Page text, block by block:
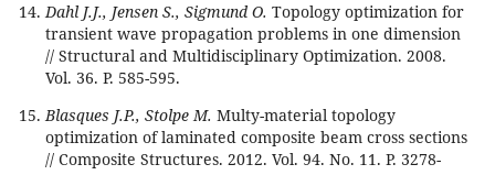
Dahl J.J., Jensen S., Sigmund O. Topology optimization for
transient wave propagation problems in one dimension
// Structural and Multidisciplinary Optimization. 2008.
Vol. 36. P. 585-595.
Blasques J.P., Stolpe M. Multy-material topology
optimization of laminated composite beam cross sections
// Composite Structures. 2012. Vol. 94. No. 11. P. 3278-